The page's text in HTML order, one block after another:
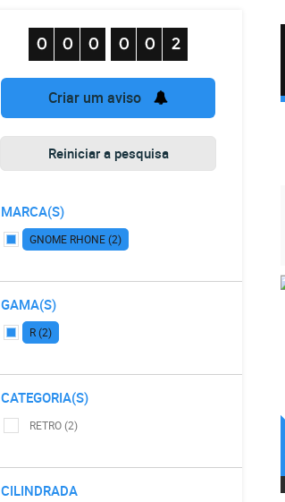
Criar um aviso
Reiniciar a pesquisa
MARCA(S)
GNOME RHONE (2)
GAMA(S)
R (2)
CATEGORIA(S)
RETRO (2)
CILINDRADA